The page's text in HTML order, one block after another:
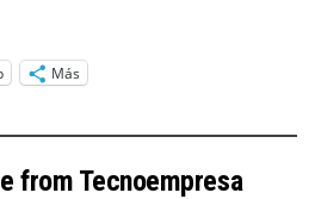
Más
from Tecnoempresa